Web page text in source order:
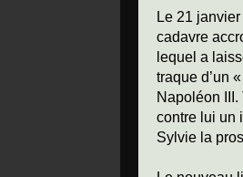
Le 21
cadavre
lequel a
traque d’un
Napoléon III.
contre lui un
Sylvie la